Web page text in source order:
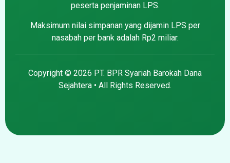
peserta penjaminan LPS.
Maksimum nilai simpanan yang dijamin LPS per
nasabah per bank adalah Rp2 miliar.
Copyright © 2026 PT. BPR Syariah Barokah Dana
Sejahtera • All Rights Reserved.